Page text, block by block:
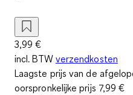
3,99 €
incl. BTW verzendkosten
Laagste prijs van de
oorspronkelijke prijs 7,99 €